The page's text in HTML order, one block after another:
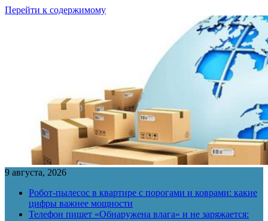
Перейти к содержимому
9 августа, 2026
Робот-пылесос в квартире с порогами и коврами: какие
цифры важнее мощности
Телефон пишет «Обнаружена влага» и не заряжается: